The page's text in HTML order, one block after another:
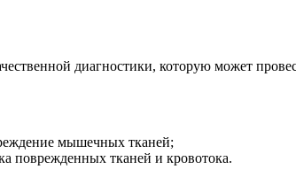
диагностики, которую может
мышечных тканей;
поврежденных тканей и кровотока.